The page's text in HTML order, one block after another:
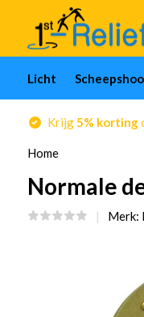
Licht
Krijg5% korting
Home
Normale
Merk: